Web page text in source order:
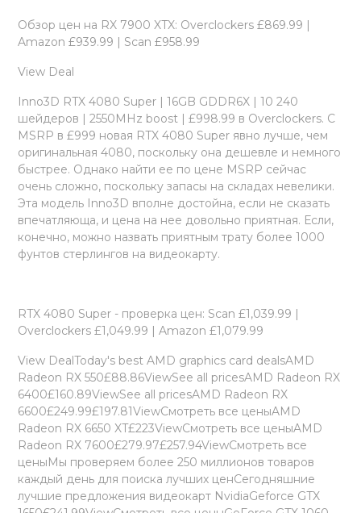
Обзор цен на RX 7900 XTX: Overclockers £869.99 |
Amazon £939.99 | Scan £958.99
View Deal
Inno3D RTX 4080 Super | 16GB GDDR6X | 10 240
шейдеров | 2550MHz boost | £998.99 в Overclockers. С
MSRP в £999 новая RTX 4080 Super явно лучше, чем
оригинальная 4080, поскольку она дешевле и немного
быстрее. Однако найти ее по цене MSRP сейчас
очень сложно, поскольку запасы на складах невелики.
Эта модель Inno3D вполне достойна, если не сказать
впечатляюща, и цена на нее довольно приятная. Если,
конечно, можно назвать приятным трату более 1000
фунтов стерлингов на видеокарту.
RTX 4080 Super - проверка цен: Scan £1,039.99 |
Overclockers £1,049.99 | Amazon £1,079.99
View DealToday's best AMD graphics card dealsAMD
Radeon RX 550£88.86ViewSee all pricesAMD Radeon RX
6400£160.89ViewSee all pricesAMD Radeon RX
6600£249.99£197.81ViewСмотреть все ценыAMD
Radeon RX 6650 XT£223ViewСмотреть все ценыAMD
Radeon RX 7600£279.97£257.94ViewСмотреть все
ценыМы проверяем более 250 миллионов товаров
каждый день для поиска лучших ценСегодняшние
лучшие предложения видеокарт NvidiaGeforce GTX